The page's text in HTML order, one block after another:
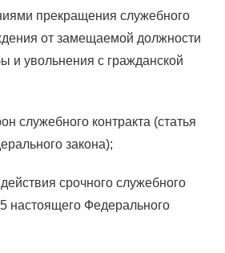
прекращения служебного
от замещаемой должности
и увольнения с гражданской
служебного контракта (статья
закона);
срочного служебного
настоящего Федерального